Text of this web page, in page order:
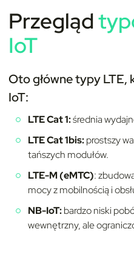
Przegląd
IoT
Oto główne typy LTE,
IoT:
LTE Cat 1:średnia
LTE Cat 1bis:prostszy
tańszych modułów.
LTE-M (eMTC):
mocy z mobilnością i
NB-IoT:bardzo niski
wewnętrzny, ale